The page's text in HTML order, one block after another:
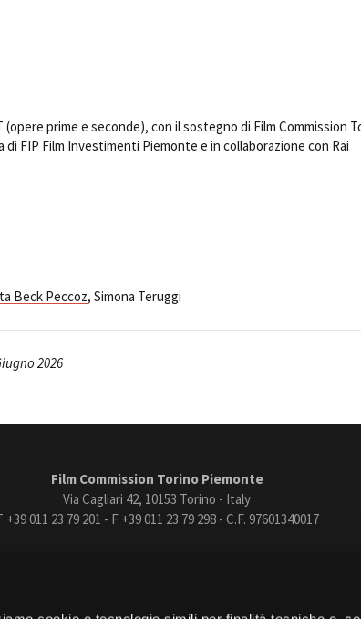
prime e seconde), con il sostegno di Film Commission
di FIP Film Investimenti Piemonte e in collaborazione con Rai
Beck Peccoz, Simona Teruggi
2026
Film Commission Torino Piemonte
Via Cagliari 42, 10153 Torino - Italy
+39 011 23 79 201 - F +39 011 23 79 298 - C.F. 97601340017
YoutubeVimeo